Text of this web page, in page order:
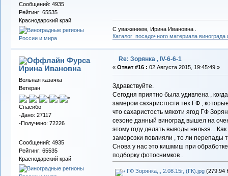
Сообщений: 4935
Рейтинг: 65535
Краснодарский край
С уважением, Ирина Ивановна .
Каталог посадочного материала
Фурса
Ирина Ивановна
Вольная казачка
Ветеран
Спасибо
-Дано: 27117
-Получено: 72226
Сообщений: 4935
Рейтинг: 65535
Краснодарский край
Re: Зорянка , IV-6-6-1
« Ответ #16 : 02 Августа 2015, 19:45:49 »
Здравствуйте.
Сегодня приятно была удивлена ,
замером сахаристости тех ГФ ,
что сахаристость мякоти ягод ГФ
сезоне данный виноград вышел на
этому году делать выводы нельзя...
заморозки повлияли , то ли перепады
Снова у нас это кишмиш при
подборку фотоснимков .
ГФ Зорянка,,, 2.08.15г, (ГК).jpg(279.94